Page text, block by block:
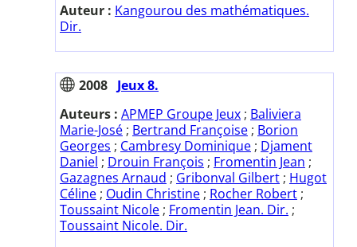
Auteur : Kangourou des mathématiques.
Dir.
2008 Jeux 8.
Auteurs : APMEP Groupe Jeux ; Baliviera
Marie-José ; Bertrand Françoise ; Borion
Georges ; Cambresy Dominique ; Djament
Daniel ; Drouin François ; Fromentin Jean ;
Gazagnes Arnaud ; Gribonval Gilbert ; Hugot
Céline ; Oudin Christine ; Rocher Robert ;
Toussaint Nicole ; Fromentin Jean. Dir. ;
Toussaint Nicole. Dir.